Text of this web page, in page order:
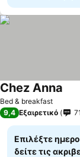
Bed & breakfast
Chez Anna
9,4 Εξαιρετικό
Επιλέξτε
δείτε τις